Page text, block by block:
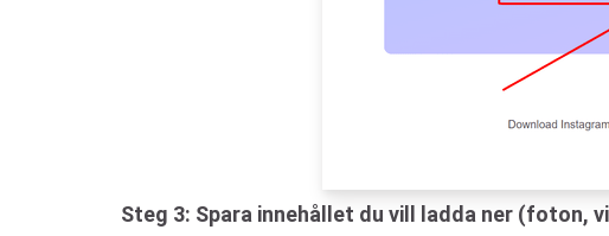
Steg 3: Spara innehållet du vill ladda ner (foton,